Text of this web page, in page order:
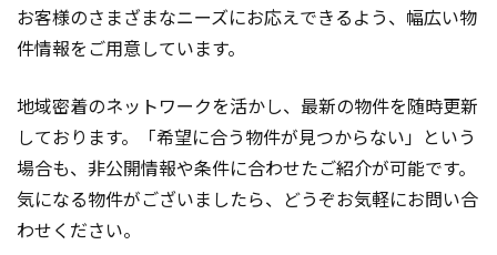
お客様のさまざまなニーズにお応えできるよう、幅広い物
件情報をご用意しています。
地域密着のネットワークを活かし、最新の物件を随時更新
しております。「希望に合う物件が見つからない」という
場合も、非公開情報や条件に合わせたご紹介が可能です。
気になる物件がございましたら、どうぞお気軽にお問い合
わせください。